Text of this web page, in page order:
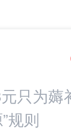
只为薅
规则